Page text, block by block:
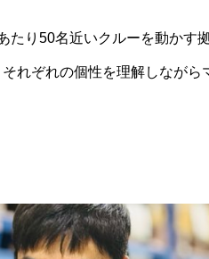
たり50名近いクルーを動かす
れぞれの個性を理解しなが